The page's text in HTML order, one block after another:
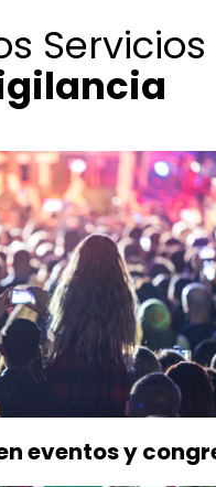
eventos y